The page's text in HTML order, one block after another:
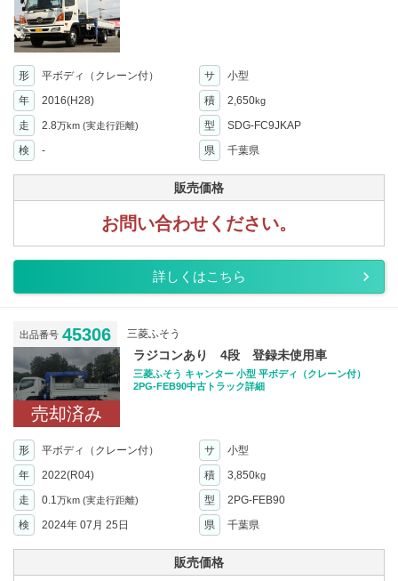
形 平ボディ（クレーン付） サ
小型
年
2016(H28) 積 2,650kg
走 2.8万km (実走行距離) 型
SDG-FC9JKAP
検
- 県 千葉県
販売価格
お問い合わせください。
詳しくはこちら
出品番号 45306 三菱ふそう
売却済み
ラジコンあり 4段 登録未使用車
三菱ふそう キャンター 小型 平ボディ（クレーン付）
2PG-FEB90中古トラック詳細
形 平ボディ（クレーン付） サ
小型
年
2022(R04) 積 3,850kg
走 0.1 万km (実走行距離) 型
2PG-FEB90
検
2024年 07月 25日 県 千葉県
販売価格